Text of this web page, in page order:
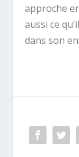
approche
aussi ce
dans son